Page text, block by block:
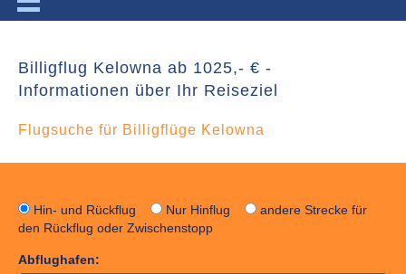
Billigflug Kelowna ab 1025,- € -
Informationen über Ihr Reiseziel
Flugsuche für Billigflüge Kelowna
Hin- und Rückflug Nur Hinflug
andere Strecke für
den Rückflug oder Zwischenstopp
Abflughafen: